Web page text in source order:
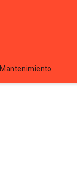
Mantenimiento